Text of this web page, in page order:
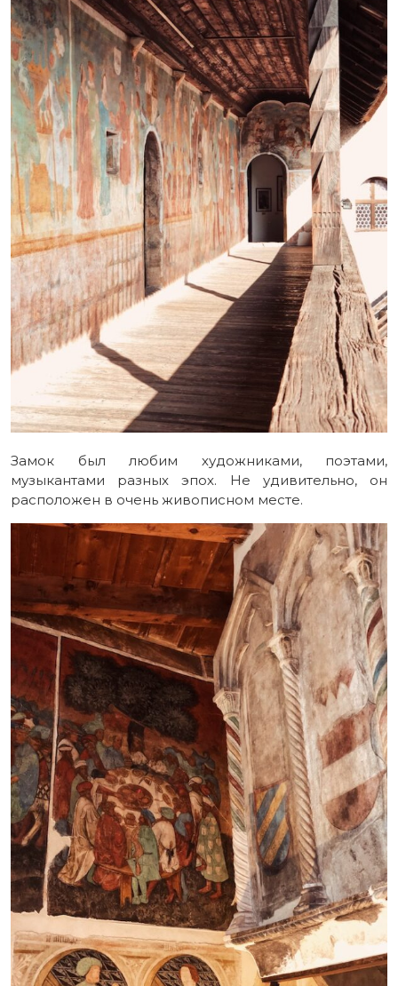
Замок был любим художниками, поэтами,
музыкантами разных эпох. Не удивительно, он
расположен в очень живописном месте.